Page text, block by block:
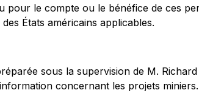
pour le compte ou le bénéfice de ces
États américains applicables.
sous la supervision de M.
concernant les projets miniers